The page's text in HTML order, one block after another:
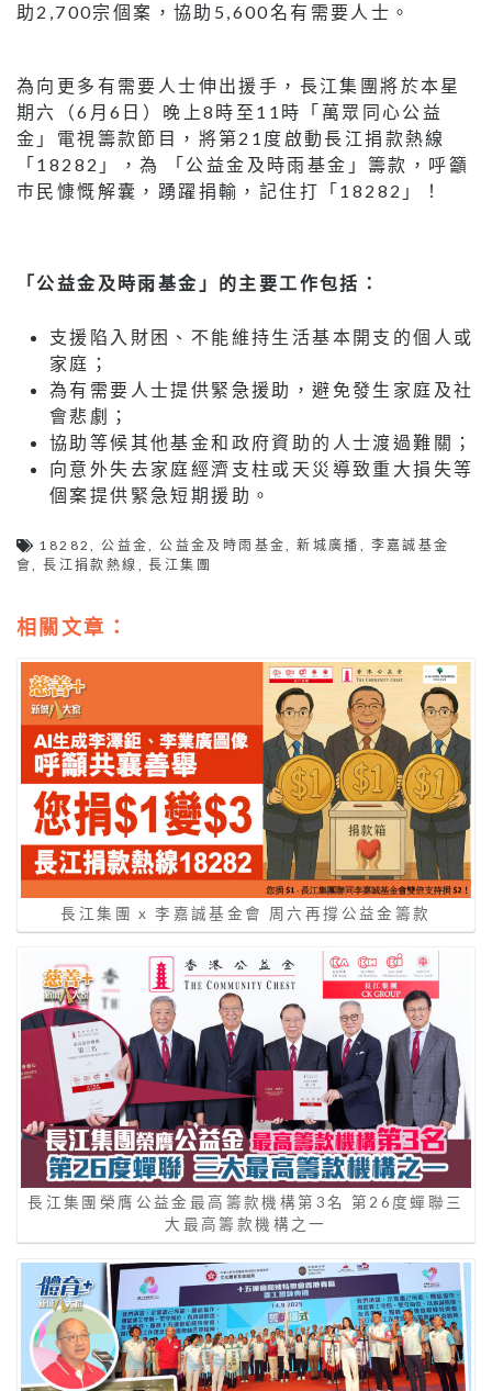
助2,700宗個案，協助5,600名有需要人士。
為向更多有需要人士伸出援手，長江集團將於本星
期六（6月6日）晚上8時至11時「萬眾同心公益
金」電視籌款節目，將第21度啟動長江捐款熱線
「18282」，為 「公益金及時雨基金」籌款，呼籲
巿民慷慨解囊，踴躍捐輸，記住打「18282」！
「公益金及時雨基金」的主要工作包括：
支援陷入財困、不能維持生活基本開支的個人或
家庭；
為有需要人士提供緊急援助，避免發生家庭及社
會悲劇；
協助等候其他基金和政府資助的人士渡過難關；
向意外失去家庭經濟支柱或天災導致重大損失等
個案提供緊急短期援助。
18282,公益金,公益金及時雨基金,新城廣播 , 李嘉誠基金
會,長江捐款熱線 ,長江集團
相關文章：
長江集團 x 李嘉誠基金會 周六再撐公益金籌款
長江集團榮膺公益金最高籌款機構第3名 第26度蟬聯三
大最高籌款機構之一